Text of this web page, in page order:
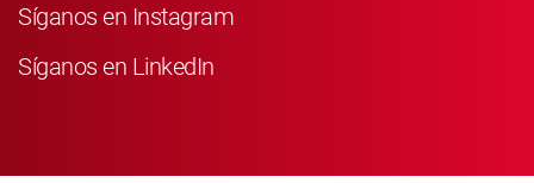
Síganos en Instagram
Síganos en LinkedIn